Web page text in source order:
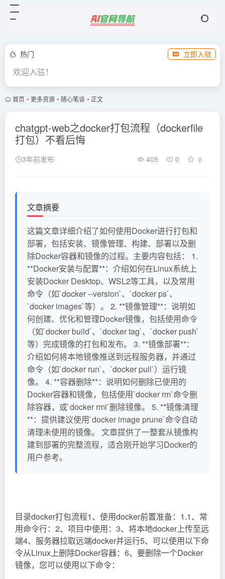
热门 立即入驻
欢迎入驻！
首页 • 更多资源 • 随心笔谈 • 正文
chatgpt-web之docker打包流程（dockerfile
打包）不看后悔
3年前发布 405 0 0
文章摘要
这篇文章详细介绍了如何使用Docker进行打包和
部署，包括安装、镜像管理、构建、部署以及删
除Docker容器和镜像的过程。主要内容包括： 1.
**Docker安装与配置**：介绍如何在Linux系统上
安装Docker Desktop、WSL2等工具，以及常用
命令（如`docker --version`、`docker ps`、
`docker images`等）。 2. **镜像管理**：说明如
何创建、优化和管理Docker镜像，包括使用命令
（如`docker build`、`docker tag`、`docker push`
等）完成镜像的打包和发布。 3. **镜像部署**：
介绍如何将本地镜像推送到远程服务器，并通过
命令（如`docker run`、`docker pull`）运行镜
像。 4. **容器删除**：说明如何删除已使用的
Docker容器和镜像，包括使用`docker rm`命令删
除容器，或`docker rmi`删除镜像。 5. **镜像清理
**：提供建议使用`docker image prune`命令自动
清理未使用的镜像。 文章提供了一整套从镜像构
建到部署的完整流程，适合刚开始学习Docker的
用户参考。
目录docker打包流程1、使用docker前置准备：1.1、常
用命令行：2、项目中使用：3、将本地docker上传至远
端4、服务器拉取远端docker并运行5、可以使用以下命
令从Linux上删除Docker容器：6、要删除一个Docker
镜像，您可以使用以下命令：